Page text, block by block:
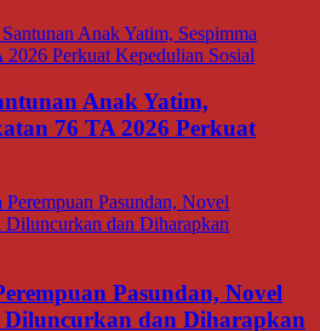
Anak Yatim,
76 TA 2026 Perkuat
Pasundan, Novel
dan Diharapkan